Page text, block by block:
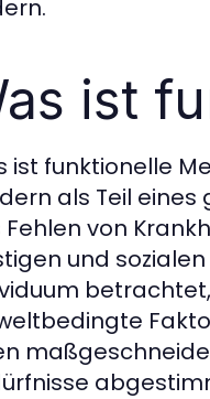
ist
ist funktionelle
als Teil
Fehlen von
und